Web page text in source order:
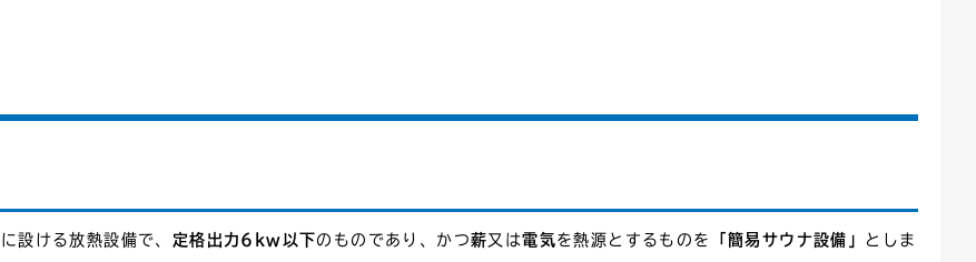
に設ける放熱設備で、 定格出力6kw以下 のものであり、かつ薪又は電気を熱源とするものを 「簡易サウナ設備」
としま